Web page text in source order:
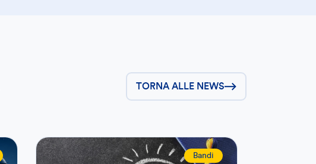
TORNA ALLE NEWS
Bandi